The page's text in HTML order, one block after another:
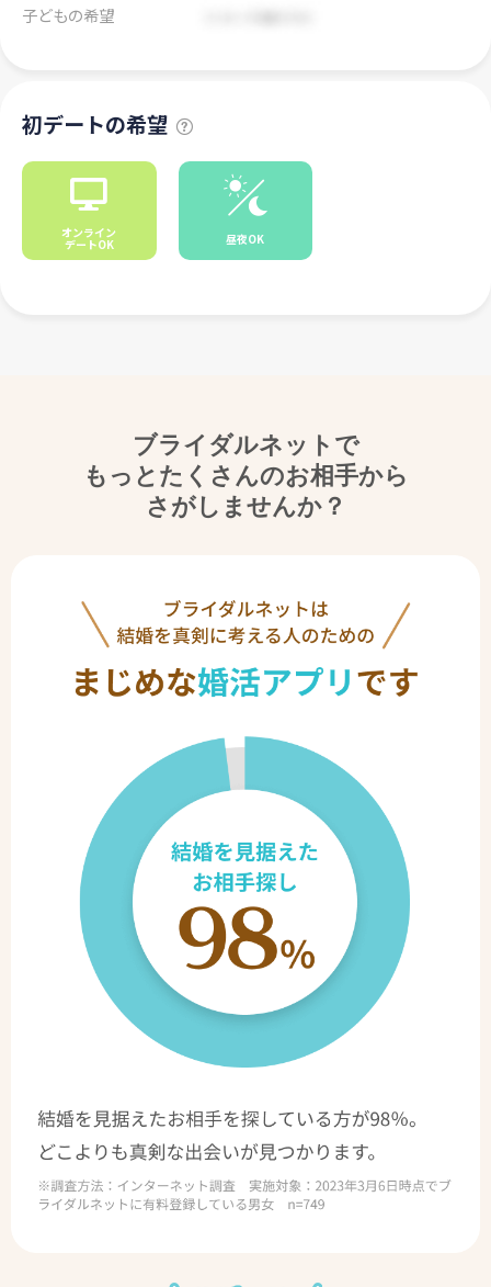
子どもの希望
初デートの希望
オンライン
デートOK 昼夜OK
ブライダルネットで
もっとたくさんのお相手から
さがしませんか？